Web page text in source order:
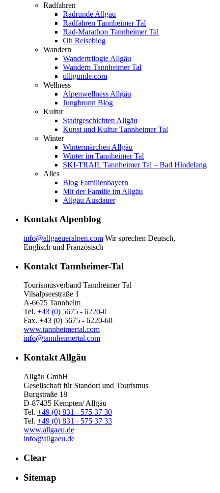
Radfahren
Radrunde Allgäu
Radfahren Tannheimer Tal
Rad-Marathon Tannheimer Tal
Oh Reiseblog
Wandern
Wandertrilogie Allgäu
Wandern Tannheimer Tal
ulligunde.com
Wellness
Alpenwellness Allgäu
Jungbrunn Blog
Kultur
Stadtgeschichten Allgäu
Kunst und Kultur Tannheimer Tal
Winter
Wintermärchen Allgäu
Winter im Tannheimer Tal
SKI-TRAIL Tannheimer Tal – Bad Hindelang
Alles
Blog Familienbayern
Mit der Familie im Allgäu
Allgäu Ausdauer
Kontakt Alpenblog
info@allgaeueralpen.com Wir sprechen Deutsch,
Englisch und Französisch
Kontakt Tannheimer-Tal
Tourismusverband Tannheimer Tal
Vilsalpseestraße 1
A-6675 Tannheim
Tel. +43 (0) 5675 - 6220-0
Fax. +43 (0) 5675 - 6220-60
www.tannheimertal.com
info@tannheimertal.com
Kontakt Allgäu
Allgäu GmbH
Gesellschaft für Standort und Tourismus
Burgstraße 18
D-87435 Kempten/ Allgäu
Tel. +49 (0) 831 - 575 37 30
Tel. +49 (0) 831 - 575 37 33
www.allgaeu.de
info@allgaeu.de
Clear
Sitemap